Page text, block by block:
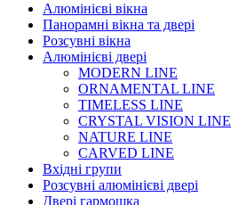
Алюмінієві вікна
Панорамні вікна та двері
Розсувні вікна
Алюмінієві двері
MODERN LINE
ORNAMENTAL LINE
TIMELESS LINE
CRYSTAL VISION LINE
NATURE LINE
CARVED LINE
Вхідні групи
Розсувні алюмінієві двері
Двері гармошка